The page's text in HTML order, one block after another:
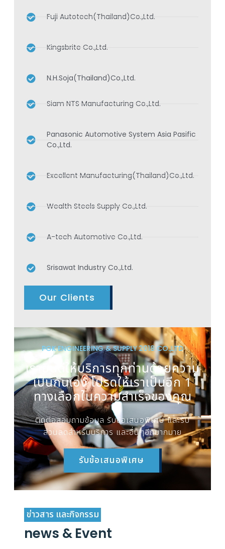
Fuji Autotech(Thailand)Co.,Ltd.
Kingsbrite Co.,Ltd.
N.H.Soja(Thailand)Co.,Ltd.
Siam NTS Manufacturing Co.,Ltd.
Panasonic Automotive System Asia Pasific
Co.,Ltd.
Excellent Manufacturing(Thailand)Co.,Ltd.
Wealth Steels Supply Co.,Ltd.
A-tech Automotive Co.,Ltd.
Srisawat Industry Co.,Ltd.
Our Clients
PGK ENGINEERING & SUPPLY 2018 CO.,LTD
เรายินดีให้บริการทุกท่านด้วยความ
เป็นกันเอง โปรดให้เราเป็นอีก 1
ทางเลือกในความสำเร็จของคุณ
ติดต่อสอบถามข้อมูล รับข้อเสนอพิเศษ และรับ
ส่วนลดสำหรับบริการ และอื่นๆอีกมากมาย
รับข้อเสนอพิเศษ
ข่าวสาร และกิจกรรม
news & Event